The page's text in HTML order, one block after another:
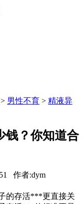
> 男性不育 > 精液异
钱？你知道合
作者:dym
的存活***更直接关